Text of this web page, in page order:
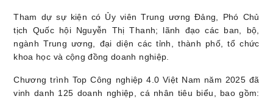
Tham dự sự kiện có Ủy viên Trung ương Đảng, Phó Chủ
tịch Quốc hội Nguyễn Thị Thanh; lãnh đạo các ban, bộ,
ngành Trung ương, đại diện các tỉnh, thành phố, tổ chức
khoa học và cộng đồng doanh nghiệp.
Chương trình Top Công nghiệp 4.0 Việt Nam năm 2025 đã
vinh danh 125 doanh nghiệp, cá nhân tiêu biểu, bao gồm: